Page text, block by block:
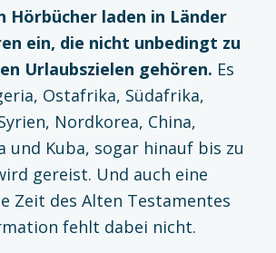
Hörbücher laden in Länder
ein, die nicht unbedingt zu
Urlaubszielen gehören. Es
Ostafrika, Südafrika,
Nordkorea, China,
und Kuba, sogar hinauf bis zu
gereist. Und auch eine
Zeit des Alten Testamentes
fehlt dabei nicht.